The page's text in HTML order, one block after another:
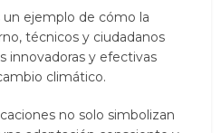
un ejemplo de cómo la
técnicos y ciudadanos
innovadoras y efectivas
climático.
no solo simbolizan